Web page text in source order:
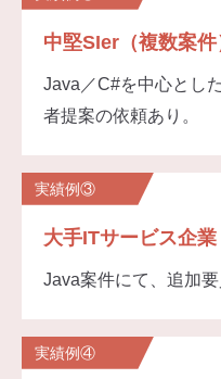
中堅SIer（複数案件
Java／C#を中心とし
者提案の依頼あり。
実績例③
大手ITサービス企業
Java案件にて、追加要
実績例④